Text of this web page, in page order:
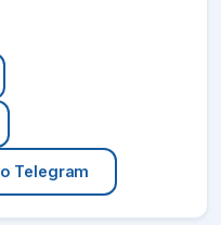
Telegram